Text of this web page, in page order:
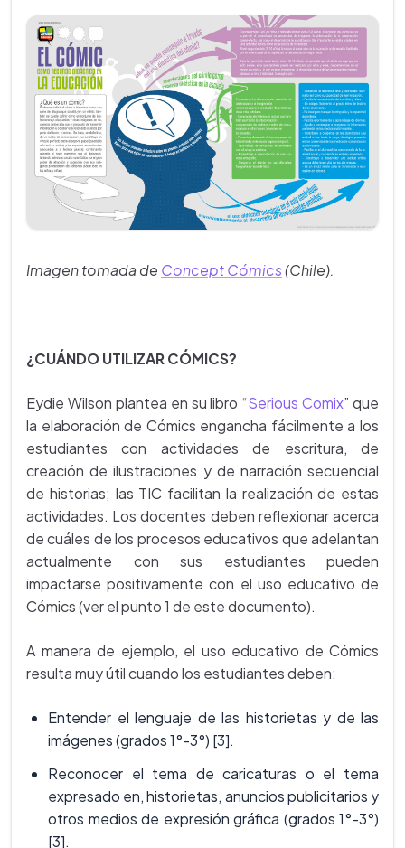
Imagen tomada de Concept Cómics(Chile).
¿CUÁNDO UTILIZAR CÓMICS?
Eydie Wilson plantea en su libro “Serious Comix” que
la elaboración de Cómics engancha fácilmente a los
estudiantes con actividades de escritura, de
creación de ilustraciones y de narración secuencial
de historias; las TIC facilitan la realización de estas
actividades. Los docentes deben reflexionar acerca
de cuáles de los procesos educativos que adelantan
actualmente con sus estudiantes pueden
impactarse positivamente con el uso educativo de
Cómics (ver el punto 1 de este documento).
A manera de ejemplo, el uso educativo de Cómics
resulta muy útil cuando los estudiantes deben:
Entender el lenguaje de las historietas y de las
imágenes (grados 1°-3°) [3].
Reconocer el tema de caricaturas o el tema
expresado en, historietas, anuncios publicitarios y
otros medios de expresión gráfica (grados 1°-3°)
[3].